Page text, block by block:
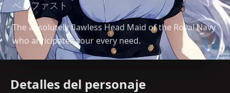
ベルファスト
The absolutely flawless Head Maid of the Royal Navy
who anticipates your every need.
Detalles del personaje